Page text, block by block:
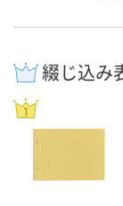
綴じ込み